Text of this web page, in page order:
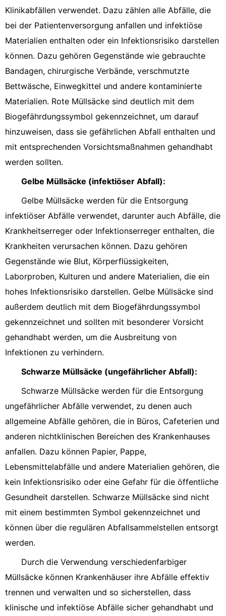
Klinikabfällen verwendet. Dazu zählen alle Abfälle, die
bei der Patientenversorgung anfallen und infektiöse
Materialien enthalten oder ein Infektionsrisiko darstellen
können. Dazu gehören Gegenstände wie gebrauchte
Bandagen, chirurgische Verbände, verschmutzte
Bettwäsche, Einwegkittel und andere kontaminierte
Materialien. Rote Müllsäcke sind deutlich mit dem
Biogefährdungssymbol gekennzeichnet, um darauf
hinzuweisen, dass sie gefährlichen Abfall enthalten und
mit entsprechenden Vorsichtsmaßnahmen gehandhabt
werden sollten.
Gelbe Müllsäcke (infektiöser Abfall):
Gelbe Müllsäcke werden für die Entsorgung
infektiöser Abfälle verwendet, darunter auch Abfälle, die
Krankheitserreger oder Infektionserreger enthalten, die
Krankheiten verursachen können. Dazu gehören
Gegenstände wie Blut, Körperflüssigkeiten,
Laborproben, Kulturen und andere Materialien, die ein
hohes Infektionsrisiko darstellen. Gelbe Müllsäcke sind
außerdem deutlich mit dem Biogefährdungssymbol
gekennzeichnet und sollten mit besonderer Vorsicht
gehandhabt werden, um die Ausbreitung von
Infektionen zu verhindern.
Schwarze Müllsäcke (ungefährlicher Abfall):
Schwarze Müllsäcke werden für die Entsorgung
ungefährlicher Abfälle verwendet, zu denen auch
allgemeine Abfälle gehören, die in Büros, Cafeterien und
anderen nichtklinischen Bereichen des Krankenhauses
anfallen. Dazu können Papier, Pappe,
Lebensmittelabfälle und andere Materialien gehören, die
kein Infektionsrisiko oder eine Gefahr für die öffentliche
Gesundheit darstellen. Schwarze Müllsäcke sind nicht
mit einem bestimmten Symbol gekennzeichnet und
können über die regulären Abfallsammelstellen entsorgt
werden.
Durch die Verwendung verschiedenfarbiger
Müllsäcke können Krankenhäuser ihre Abfälle effektiv
trennen und verwalten und so sicherstellen, dass
klinische und infektiöse Abfälle sicher gehandhabt und